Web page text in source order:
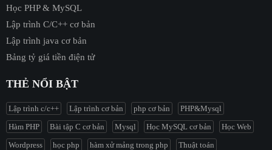
Học PHP & MySQL
Lập trình C/C++ cơ bản
Lập trình java cơ bản
Bảng tỷ giá tiền điện tử
THẺ NỔI BẬT
Lập trình c/c++ Lập trình cơ bản php cơ bản
PHP&Mysql
Hàm PHP
Bài tập C cơ bản Mysql Học MySQL cơ bản
Học Web
Wordpress
học php hàm xử mảng trong php
Thuật toán